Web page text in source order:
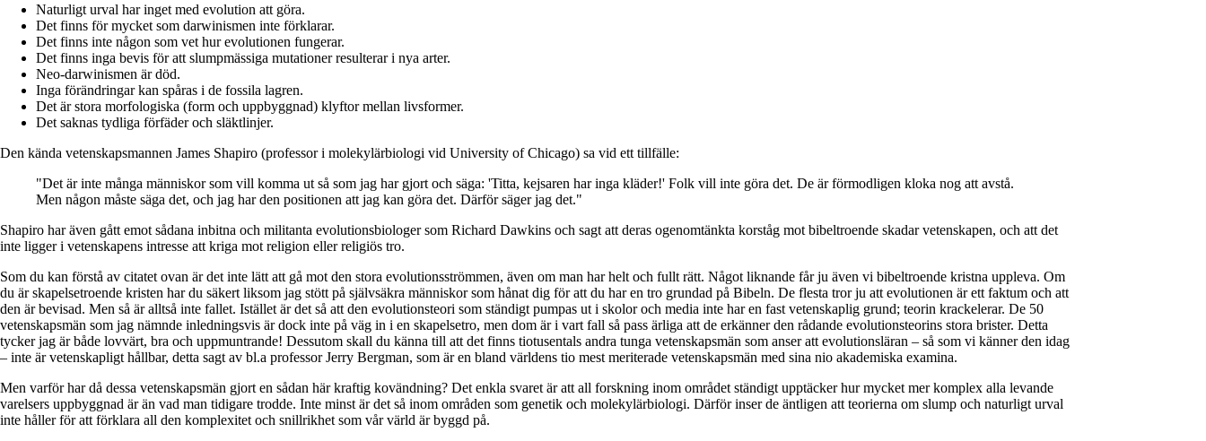
Naturligt urval har inget med evolution att göra.
Det finns för mycket som darwinismen inte förklarar.
Det finns inte någon som vet hur evolutionen fungerar.
Det finns inga bevis för att slumpmässiga mutationer resulterar i nya arter.
Neo-darwinismen är död.
Inga förändringar kan spåras i de fossila lagren.
Det är stora morfologiska (form och uppbyggnad) klyftor mellan livsformer.
Det saknas tydliga förfäder och släktlinjer.
Den kända vetenskapsmannen James Shapiro (professor i molekylärbiologi vid University of Chicago) sa vid ett tillfälle:
"Det är inte många människor som vill komma ut så som jag har gjort och säga: 'Titta, kejsaren har inga kläder!' Folk vill inte göra det. De är förmodligen kloka nog att avstå.
Men någon måste säga det, och jag har den positionen att jag kan göra det. Därför säger jag det."
Shapiro har även gått emot sådana inbitna och militanta evolutionsbiologer som Richard Dawkins och sagt att deras ogenomtänkta korståg mot bibeltroende skadar vetenskapen, och att det
inte ligger i vetenskapens intresse att kriga mot religion eller religiös tro.
Som du kan förstå av citatet ovan är det inte lätt att gå mot den stora evolutionsströmmen, även om man har helt och fullt rätt. Något liknande får ju även vi bibeltroende kristna uppleva. Om
du är skapelsetroende kristen har du säkert liksom jag stött på självsäkra människor som hånat dig för att du har en tro grundad på Bibeln. De flesta tror ju att evolutionen är ett faktum och att
den är bevisad. Men så är alltså inte fallet. Istället är det så att den evolutionsteori som ständigt pumpas ut i skolor och media inte har en fast vetenskaplig grund; teorin krackelerar. De 50
vetenskapsmän som jag nämnde inledningsvis är dock inte på väg in i en skapelsetro, men dom är i vart fall så pass ärliga att de erkänner den rådande evolutionsteorins stora brister. Detta
tycker jag är både lovvärt, bra och uppmuntrande! Dessutom skall du känna till att det finns tiotusentals andra tunga vetenskapsmän som anser att evolutionsläran – så som vi känner den idag
– inte är vetenskapligt hållbar, detta sagt av bl.a professor Jerry Bergman, som är en bland världens tio mest meriterade vetenskapsmän med sina nio akademiska examina.
Men varför har då dessa vetenskapsmän gjort en sådan här kraftig kovändning? Det enkla svaret är att all forskning inom området ständigt upptäcker hur mycket mer komplex alla levande
varelsers uppbyggnad är än vad man tidigare trodde. Inte minst är det så inom områden som genetik och molekylärbiologi. Därför inser de äntligen att teorierna om slump och naturligt urval
inte håller för att förklara all den komplexitet och snillrikhet som vår värld är byggd på.